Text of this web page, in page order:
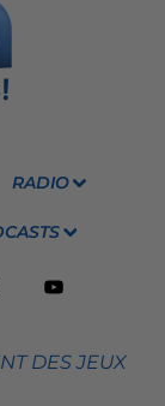
RADIO
DES JEUX